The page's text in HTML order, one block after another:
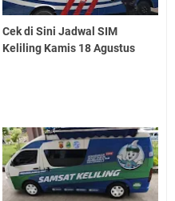
Cek di Sini Jadwal SIM
Keliling Kamis 18 Agustus